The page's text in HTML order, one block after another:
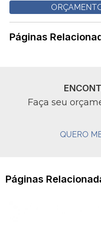
Páginas
Faça seu
QUERO
Páginas